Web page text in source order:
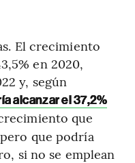
El crecimiento
en 2020,
y, según
alcanzar el 37,2%
que
que podría
si no se emplean